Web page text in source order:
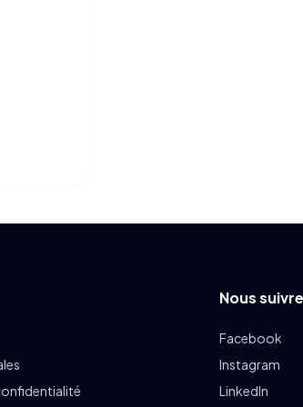
Nous suivre
Facebook
Instagram
LinkedIn